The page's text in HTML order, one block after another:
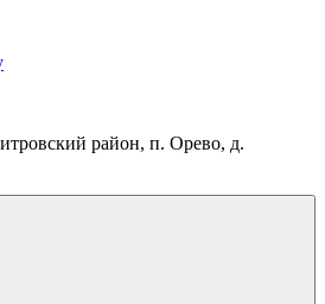
район, п. Орево, д.